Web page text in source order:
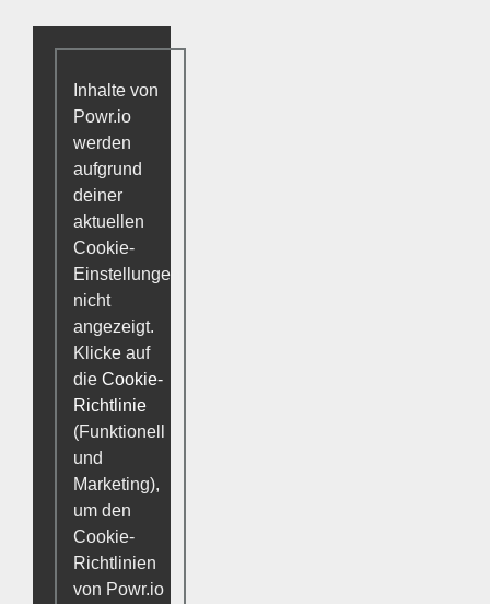
Inhalte von
Powr.io
werden
aufgrund
deiner
aktuellen
Cookie-
Einstellungen
nicht
angezeigt.
Klicke auf
die Cookie-
Richtlinie
(Funktionell
und
Marketing),
um den
Cookie-
Richtlinien
von Powr.io